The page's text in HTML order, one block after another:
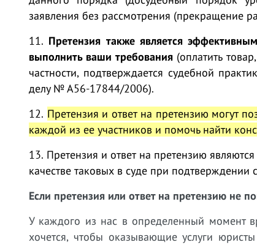
заявления без рассмотрения (прекращение
11. Претензия также является
выполнить ваши требования (оплатить
частности, подтверждается судебной
делу № А56-17844/2006).
12. Претензия и ответ на претензию могут
каждой из ее участников и помочь найти
13. Претензия и ответ на претензию являются
качестве таковых в суде при
Если претензия или ответ на претензию не
У каждого из нас в определенный момент
хочется, чтобы оказывающие услуги